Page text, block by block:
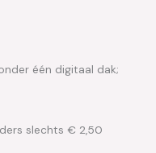
één digitaal dak;
slechts € 2,50